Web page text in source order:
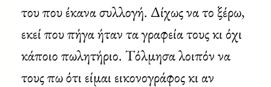
του που έκανα συλλογή. Δίχως να το ξέρω,
εκεί που πήγα ήταν τα γραφεία τους κι όχι
κάποιο πωλητήριο. Τόλμησα λοιπόν να
τους πω ότι είμαι εικονογράφος κι αν